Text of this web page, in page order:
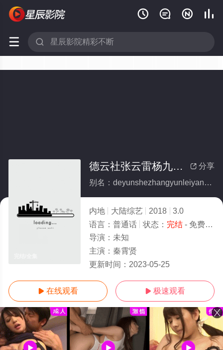
   
 
 分享
德云社张云雷杨九郎相声专场七夕济南站2018(全集)
别名：deyunshezhangyunleiyangjiulangxiangshengzhuanchangqixijinanzhan2018
内地 大陆综艺 2018
3.0
语言： 普通话 状态： 完结- 免费在线观看
导演： 未知
主演： 秦霄贤
更新时间： 2023-05-25
 在线观看  极速观看